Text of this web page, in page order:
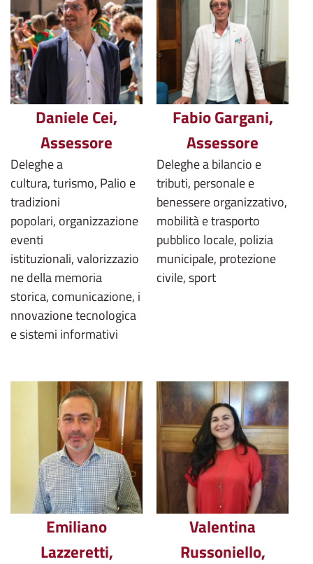
Daniele Cei,
Assessore
Deleghe a
cultura, turismo, Palio e
tradizioni
popolari, organizzazione
eventi
istituzionali, valorizzazio
ne della memoria
storica, comunicazione, i
nnovazione tecnologica
e sistemi informativi
Fabio Gargani,
Assessore
Deleghe a bilancio e
tributi, personale e
benessere organizzativo,
mobilità e trasporto
pubblico locale, polizia
municipale, protezione
civile, sport
Emiliano
Lazzeretti,
Valentina
Russoniello,